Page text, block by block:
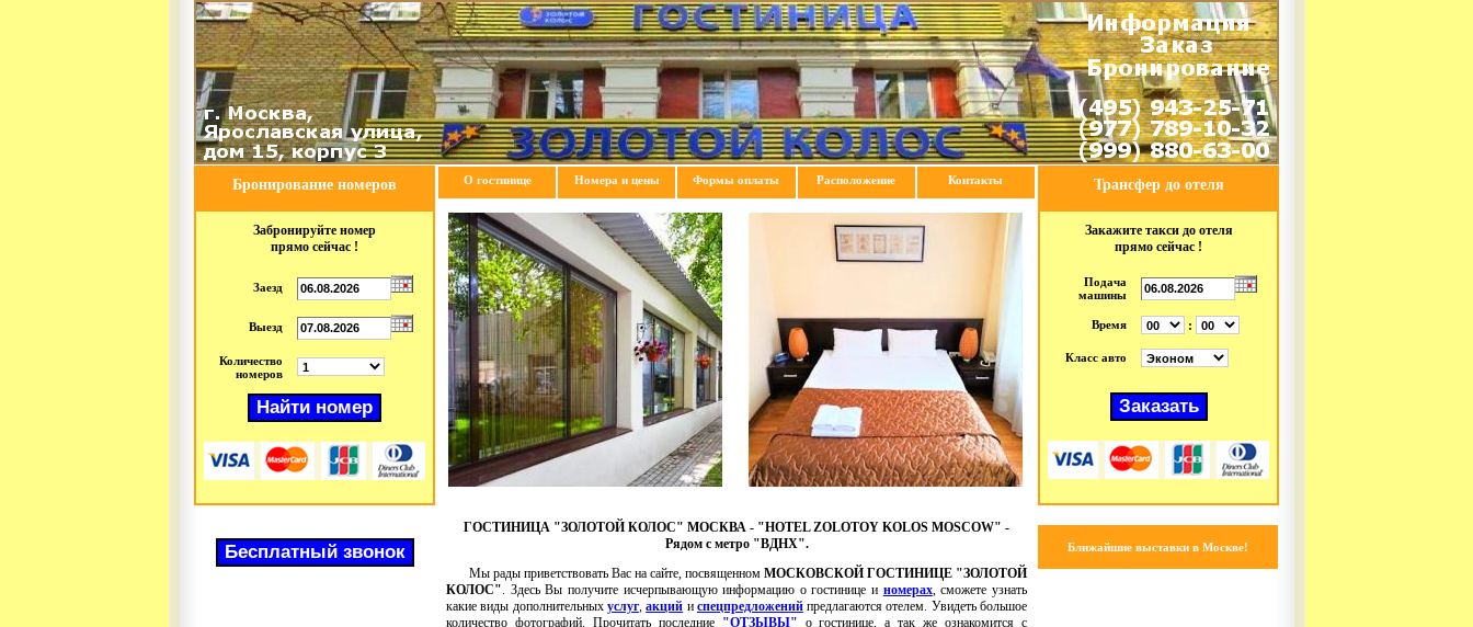
Бронирование номеров
Забронируйте номер
прямо сейчас !
Заезд
Выезд
Количество
номеров
О гостинице Номера и цены Формы оплаты Расположение Контакты
ГОСТИНИЦА "ЗОЛОТОЙ КОЛОС" МОСКВА - "HOTEL ZOLOTOY KOLOS MOSCOW" -
Рядом с метро "ВДНХ".
Мы рады приветствовать Вас на сайте, посвященном МОСКОВСКОЙ ГОСТИНИЦЕ "ЗОЛОТОЙ
КОЛОС". Здесь Вы получите исчерпывающую информацию о гостинице и номерах, сможете узнать
какие виды дополнительных услуг,акций и спецпредложенийпредлагаются отелем. Увидеть большое
количество фотографий. Прочитать последние "ОТЗЫВЫ" о гостинице, а так же ознакомится с
Трансфер до отеля
Закажите такси до отеля
прямо сейчас !
Подача
машины
Время :
Класс авто
Ближайшие выставки в Москве!